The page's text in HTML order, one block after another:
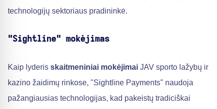
technologijų sektoriaus pradininkė.
"Sightline" mokėjimas
Kaip lyderis skaitmeniniai mokėjimai JAV sporto lažybų ir
kazino žaidimų rinkose, "Sightline Payments" naudoja
pažangiausias technologijas, kad pakeistų tradiciškai